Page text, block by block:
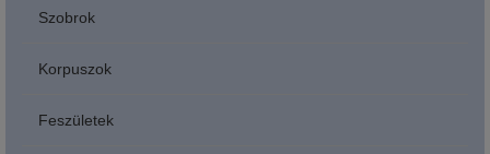
Szobrok
Korpuszok
Feszületek